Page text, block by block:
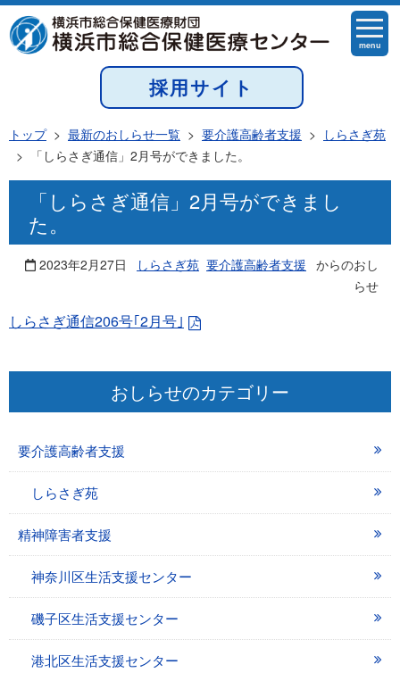
menu
採用サイト
トップ> 最新のおしらせ一覧 > 要介護高齢者支援 > しらさぎ苑
>
「しらさぎ通信」2月号ができました。
「しらさぎ通信」2月号ができまし
た。
2023年2月27日 しらさぎ苑 要介護高齢者支援 からのおし
らせ
しらさぎ通信206号｢2月号｣
おしらせのカテゴリー
要介護高齢者支援
しらさぎ苑
精神障害者支援
神奈川区生活支援センター
磯子区生活支援センター
港北区生活支援センター